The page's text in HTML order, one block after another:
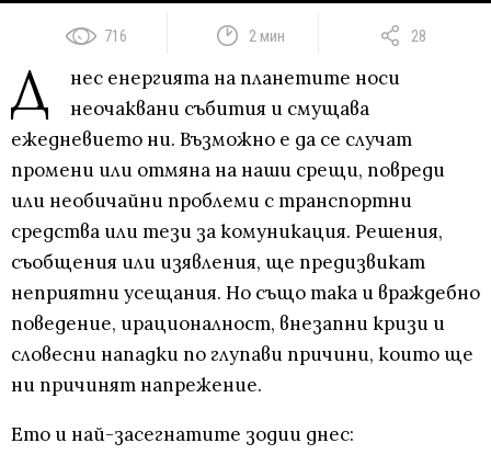
716 2 мин 28
Д
нес енергията на планетите носи
неочаквани събития и смущава
ежедневието ни. Възможно е да се случат
промени или отмяна на наши срещи, повреди
или необичайни проблеми с транспортни
средства или тези за комуникация. Решения,
съобщения или изявления, ще предизвикат
неприятни усещания. Но също така и враждебно
поведение, ирационалност, внезапни кризи и
словесни нападки по глупави причини, които ще
ни причинят напрежение.
Ето и най-засегнатите зодии днес: